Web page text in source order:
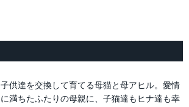
子供達を交換して育てる母猫と母アヒル。愛情
に満ちたふたりの母親に、子猫達もヒナ達も幸